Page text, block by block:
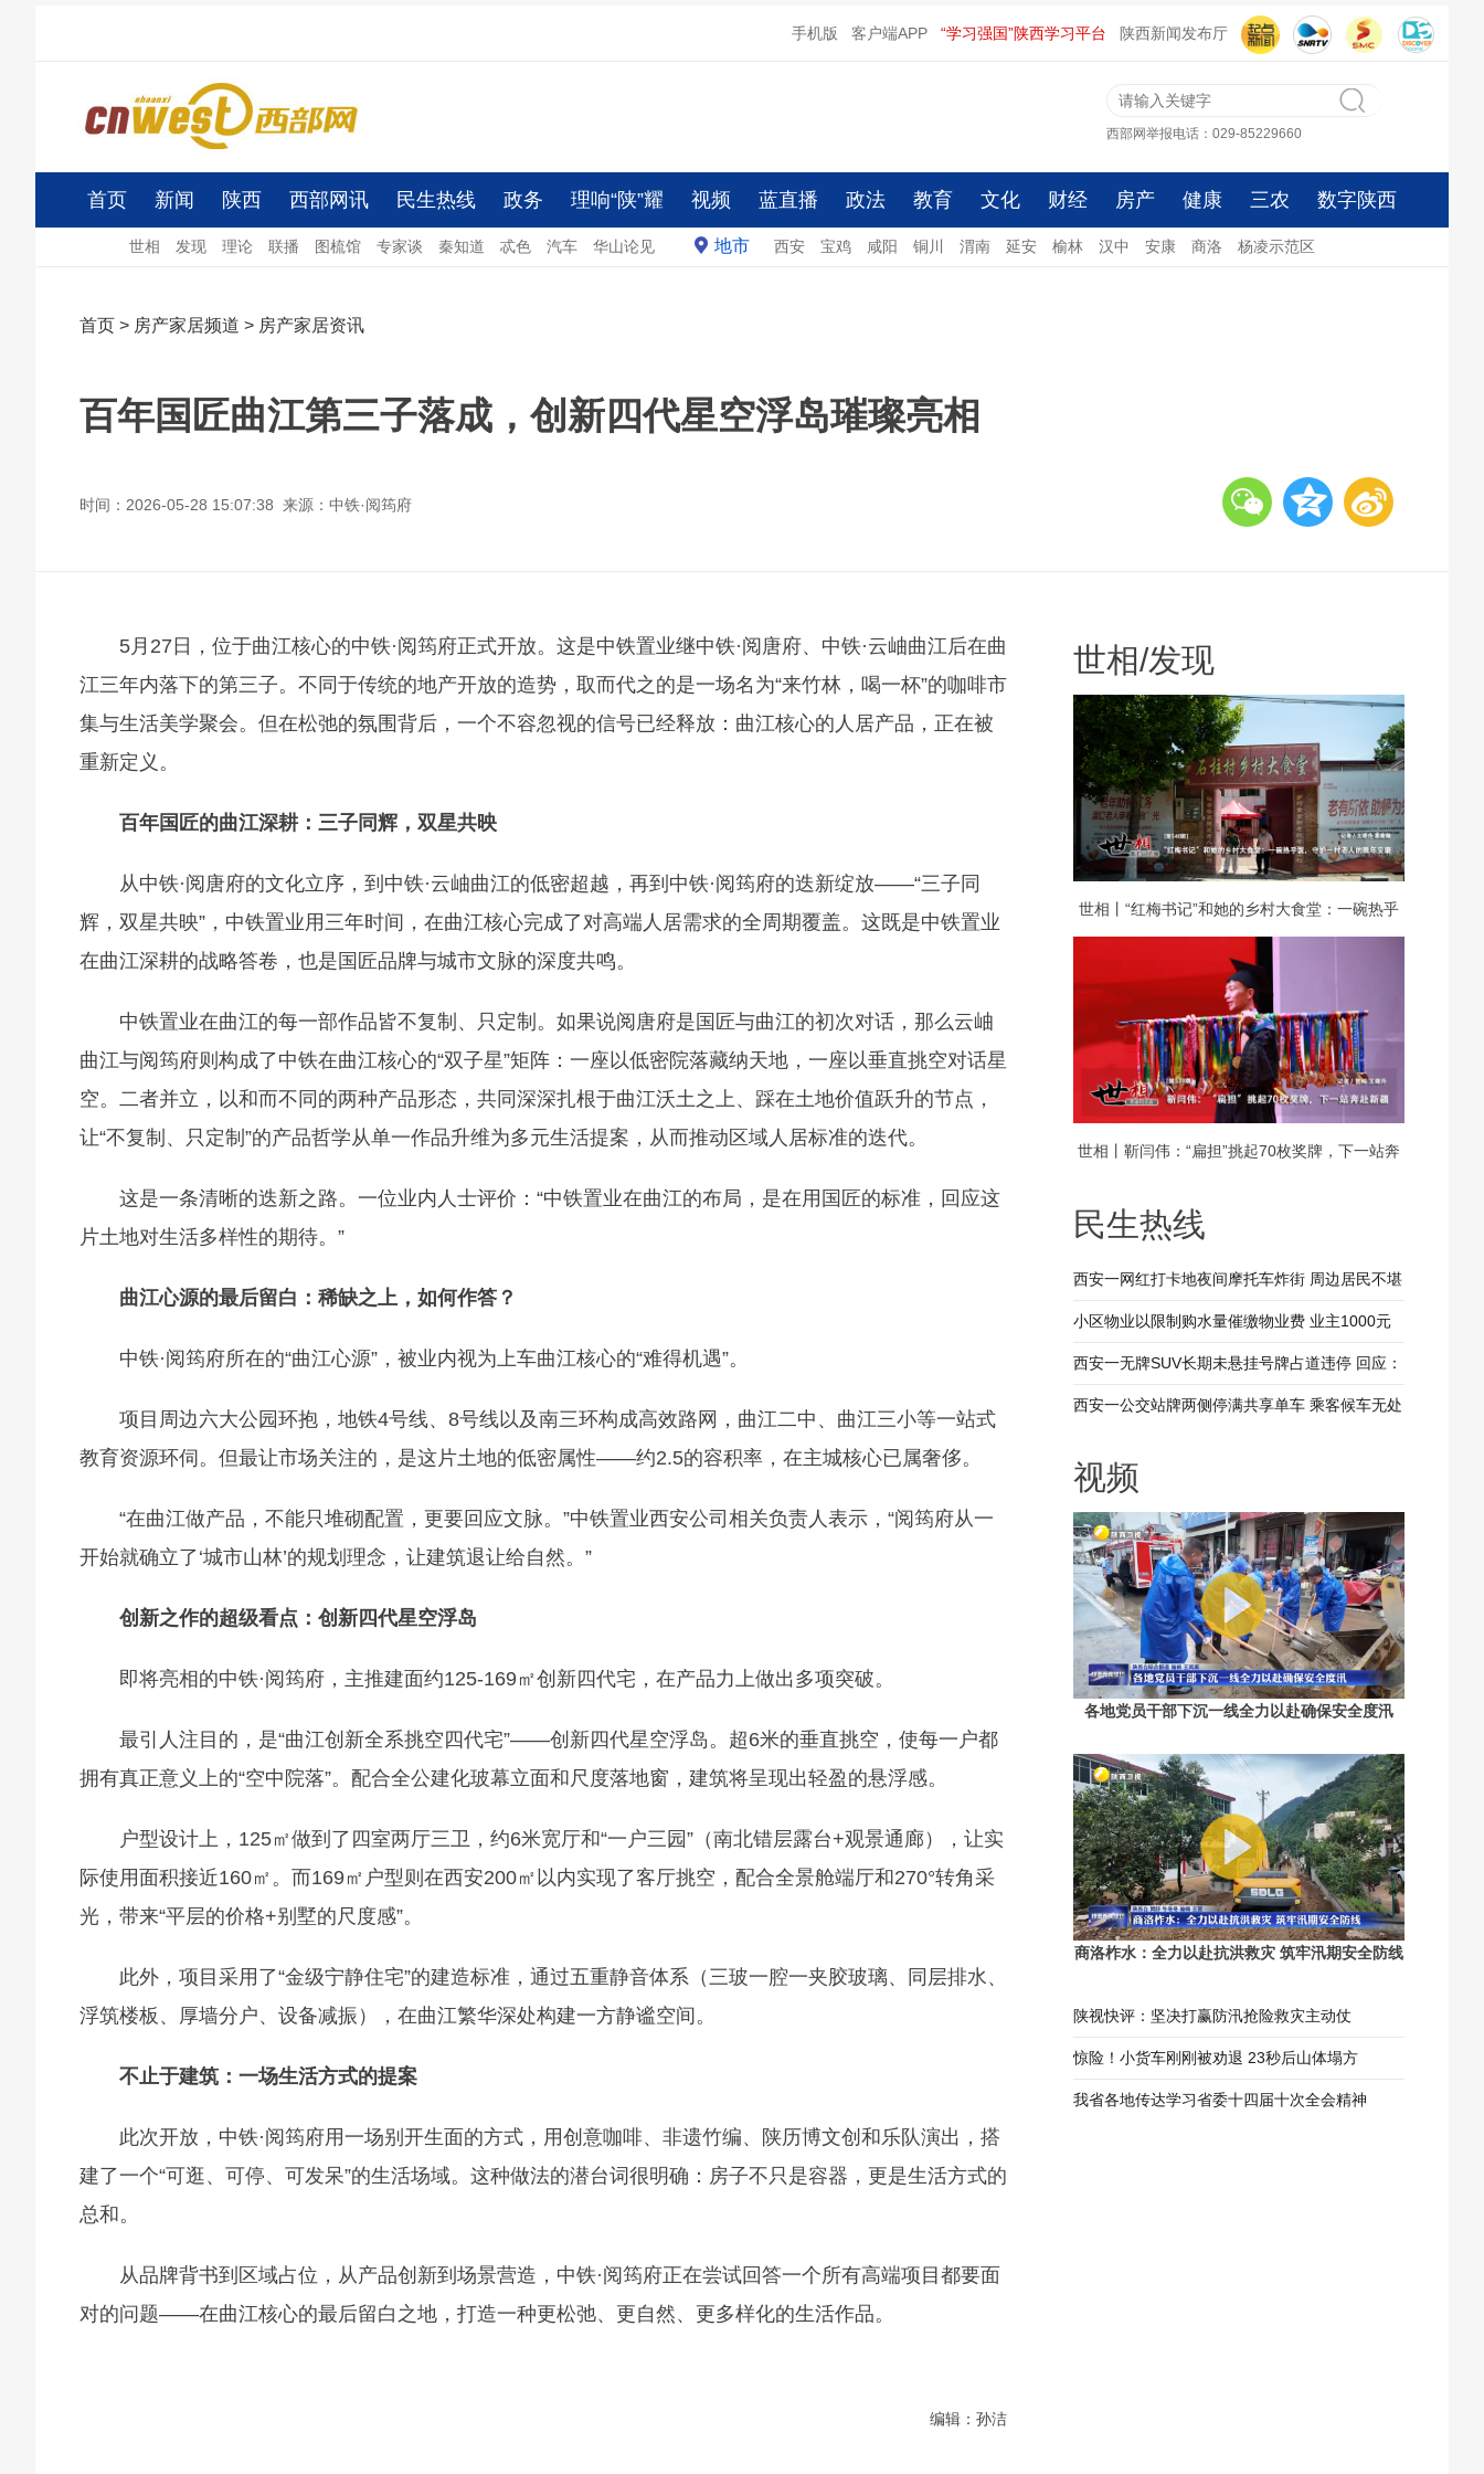
手机版 客户端APP “学习强国”陕西学习平台 陕西新闻发布厅
西部网举报电话：029-85229660
首页 新闻 陕西 西部网讯 民生热线 政务 理响“陕”耀 视频 蓝直播 政法 教育 文化 财经 房产 健康 三农 数字陕西
世相 发现 理论 联播 图梳馆 专家谈 秦知道 忒色 汽车 华山论见 地市 西安 宝鸡 咸阳 铜川 渭南 延安 榆林 汉中 安康 商洛 杨凌示范区
首页 > 房产家居频道 > 房产家居资讯
百年国匠曲江第三子落成，创新四代星空浮岛璀璨亮相
时间：2026-05-28 15:07:38 来源：中铁·阅筠府
5月27日，位于曲江核心的中铁·阅筠府正式开放。这是中铁置业继中铁·阅唐府、中铁·云岫曲江后在曲
江三年内落下的第三子。不同于传统的地产开放的造势，取而代之的是一场名为“来竹林，喝一杯”的咖啡市
集与生活美学聚会。但在松弛的氛围背后，一个不容忽视的信号已经释放：曲江核心的人居产品，正在被
重新定义。
百年国匠的曲江深耕：三子同辉，双星共映
从中铁·阅唐府的文化立序，到中铁·云岫曲江的低密超越，再到中铁·阅筠府的迭新绽放——“三子同
辉，双星共映”，中铁置业用三年时间，在曲江核心完成了对高端人居需求的全周期覆盖。这既是中铁置业
在曲江深耕的战略答卷，也是国匠品牌与城市文脉的深度共鸣。
中铁置业在曲江的每一部作品皆不复制、只定制。如果说阅唐府是国匠与曲江的初次对话，那么云岫
曲江与阅筠府则构成了中铁在曲江核心的“双子星”矩阵：一座以低密院落藏纳天地，一座以垂直挑空对话星
空。二者并立，以和而不同的两种产品形态，共同深深扎根于曲江沃土之上、踩在土地价值跃升的节点，
让“不复制、只定制”的产品哲学从单一作品升维为多元生活提案，从而推动区域人居标准的迭代。
这是一条清晰的迭新之路。一位业内人士评价：“中铁置业在曲江的布局，是在用国匠的标准，回应这
片土地对生活多样性的期待。”
曲江心源的最后留白：稀缺之上，如何作答？
中铁·阅筠府所在的“曲江心源”，被业内视为上车曲江核心的“难得机遇”。
项目周边六大公园环抱，地铁4号线、8号线以及南三环构成高效路网，曲江二中、曲江三小等一站式
教育资源环伺。但最让市场关注的，是这片土地的低密属性——约2.5的容积率，在主城核心已属奢侈。
“在曲江做产品，不能只堆砌配置，更要回应文脉。”中铁置业西安公司相关负责人表示，“阅筠府从一
开始就确立了‘城市山林’的规划理念，让建筑退让给自然。”
创新之作的超级看点 ：创新四代星空浮岛
即将亮相的中铁·阅筠府，主推建面约125-169㎡创新四代宅，在产品力上做出多项突破。
最引人注目的，是“曲江创新全系挑空四代宅”——创新四代星空浮岛。超6米的垂直挑空，使每一户都
拥有真正意义上的“空中院落”。配合全公建化玻幕立面和尺度落地窗，建筑将呈现出轻盈的悬浮感。
户型设计上，125㎡做到了四室两厅三卫，约6米宽厅和“一户三园”（南北错层露台+观景通廊），让实
际使用面积接近160㎡。而169㎡户型则在西安200㎡以内实现了客厅挑空，配合全景舱端厅和270°转角采
光，带来“平层的价格+别墅的尺度感”。
此外，项目采用了“金级宁静住宅”的建造标准，通过五重静音体系（三玻一腔一夹胶玻璃、同层排水、
浮筑楼板、厚墙分户、设备减振），在曲江繁华深处构建一方静谧空间。
不止于建筑：一场生活方式的提案
此次开放，中铁·阅筠府用一场别开生面的方式，用创意咖啡、非遗竹编、陕历博文创和乐队演出，搭
建了一个“可逛、可停、可发呆”的生活场域。这种做法的潜台词很明确：房子不只是容器，更是生活方式的
总和。
从品牌背书到区域占位，从产品创新到场景营造，中铁·阅筠府正在尝试回答一个所有高端项目都要面
对的问题——在曲江核心的最后留白之地，打造一种更松弛、更自然、更多样化的生活作品。
编辑：孙洁
世相/发现
世相丨“红梅书记”和她的乡村大食堂：一碗热乎
饭，守护一村老人的晚年安康
世相丨靳闫伟：“扁担”挑起70枚奖牌，下一站奔
民生热线
西安一网红打卡地夜间摩托车炸街 周边居民不堪
其扰 回应：将持续开展专项整治行动
小区物业以限制购水量催缴物业费 业主1000元
装修押金抵扣物业费 兴平市住建局：已责令物业
整改
西安一无牌SUV长期未悬挂号牌占道违停 回应：
驾驶人被记9分罚款200元
西安一公交站牌两侧停满共享单车 乘客候车无处
视频
各地党员干部下沉一线全力以赴确保安全度汛
商洛柞水：全力以赴抗洪救灾 筑牢汛期安全防线
陕视快评：坚决打赢防汛抢险救灾主动仗
惊险！小货车刚刚被劝退 23秒后山体塌方
我省各地传达学习省委十四届十次全会精神